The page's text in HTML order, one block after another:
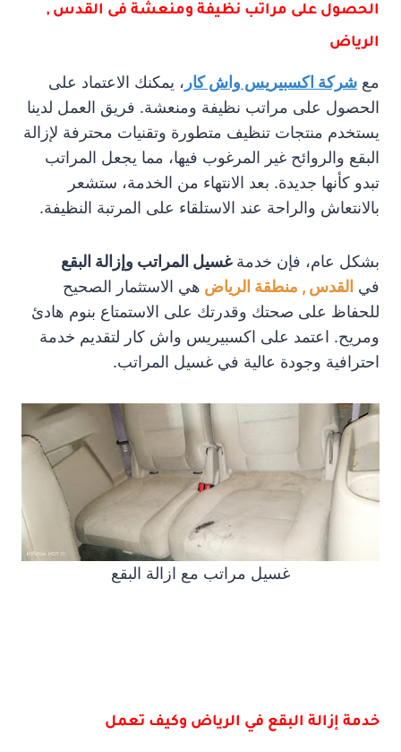
الحصول على مراتب نظيفة ومنعشة فى القدس ,
الرياض
مع شركة اكسبيريس واش كار ، يمكنك الاعتماد على
الحصول على مراتب نظيفة ومنعشة. فريق العمل لدينا
يستخدم منتجات تنظيف متطورة وتقنيات محترفة لإزالة
البقع والروائح غير المرغوب فيها، مما يجعل المراتب
تبدو كأنها جديدة. بعد الانتهاء من الخدمة، ستشعر
بالانتعاش والراحة عند الاستلقاء على المرتبة النظيفة.
بشكل عام، فإن خدمةغسيل المراتب وإزالة البقع
في القدس , منطقة الرياض هي الاستثمار الصحيح
للحفاظ على صحتك وقدرتك على الاستمتاع بنوم هادئ
ومريح. اعتمد على اكسبيريس واش كار لتقديم خدمة
احترافية وجودة عالية في غسيل المراتب.
غسيل مراتب مع ازالة البقع
خدمة إزالة البقع في الرياض وكيف تعمل